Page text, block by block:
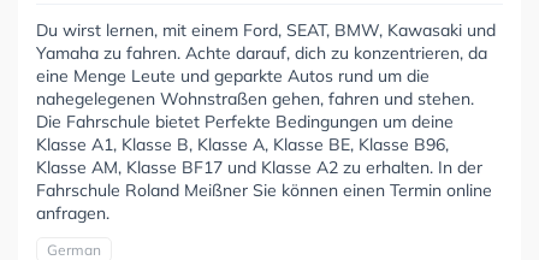
Du wirst lernen, mit einem Ford, SEAT, BMW, Kawasaki und
Yamaha zu fahren. Achte darauf, dich zu konzentrieren, da
eine Menge Leute und geparkte Autos rund um die
nahegelegenen Wohnstraßen gehen, fahren und stehen.
Die Fahrschule bietet Perfekte Bedingungen um deine
Klasse A1, Klasse B, Klasse A, Klasse BE, Klasse B96,
Klasse AM, Klasse BF17 und Klasse A2 zu erhalten. In der
Fahrschule Roland Meißner Sie können einen Termin online
anfragen.
German